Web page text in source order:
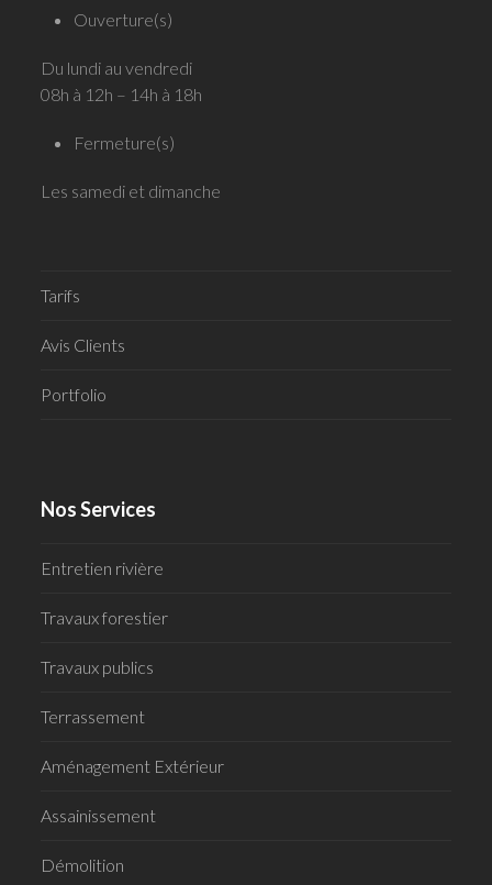
Ouverture(s)
Du lundi au vendredi
08h à 12h – 14h à 18h
Fermeture(s)
Les samedi et dimanche
Tarifs
Avis Clients
Portfolio
Nos Services
Entretien rivière
Travaux forestier
Travaux publics
Terrassement
Aménagement Extérieur
Assainissement
Démolition